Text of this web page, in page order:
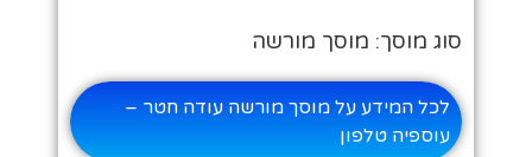
סוג מוסך: מוסך מורשה
לכל המידע על מוסך מורשה עודה חטר –
עוספיה טלפון